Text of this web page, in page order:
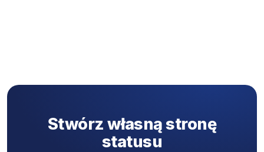
Stwórz własną stronę
statusu